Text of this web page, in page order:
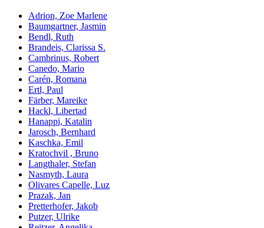
Adrion, Zoe Marlene
Baumgartner, Jasmin
Bendl, Ruth
Brandeis, Clarissa S.
Cambrinus, Robert
Canedo, Mario
Carén, Romana
Ertl, Paul
Färber, Mareike
Hackl, Libertad
Hanappi, Katalin
Jarosch, Bernhard
Kaschka, Emil
Kratochvil , Bruno
Langthaler, Stefan
Nasmyth, Laura
Olivares Capelle, Luz
Prazak, Jan
Pretterhofer, Jakob
Putzer, Ulrike